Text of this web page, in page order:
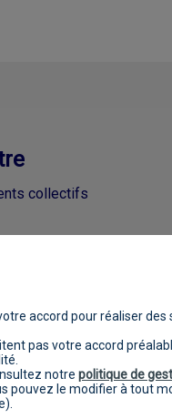
collectifs
données personnelles
accord pour réaliser
pas votre accord
notre politique de
pouvez le modifier à tout